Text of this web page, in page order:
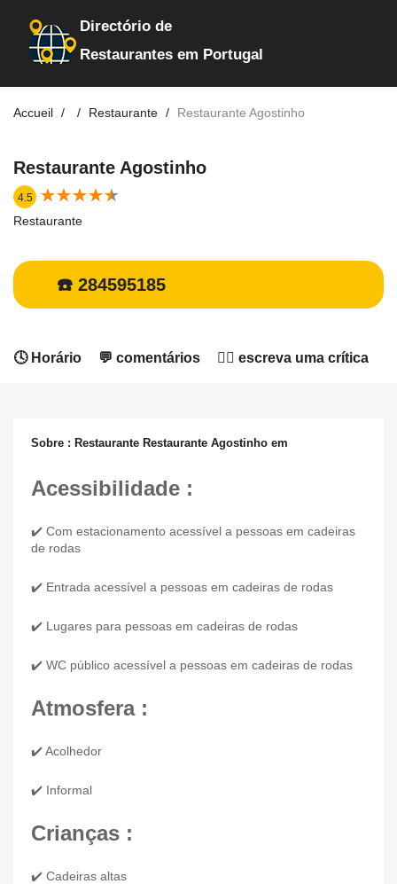
Directório de
Restaurantes em Portugal
Accueil Restaurante Restaurante Agostinho
Restaurante Agostinho
4.5 ★★★★★
★★★★★
Restaurante
☎️ 284595185
🕓 Horário 💬 comentários ✍🏻 escreva uma crítica
Sobre : Restaurante Restaurante Agostinho em
Acessibilidade :
✔️ Com estacionamento acessível a pessoas em cadeiras
de rodas
✔️ Entrada acessível a pessoas em cadeiras de rodas
✔️ Lugares para pessoas em cadeiras de rodas
✔️ WC público acessível a pessoas em cadeiras de rodas
Atmosfera :
✔️ Acolhedor
✔️ Informal
Crianças :
✔️ Cadeiras altas